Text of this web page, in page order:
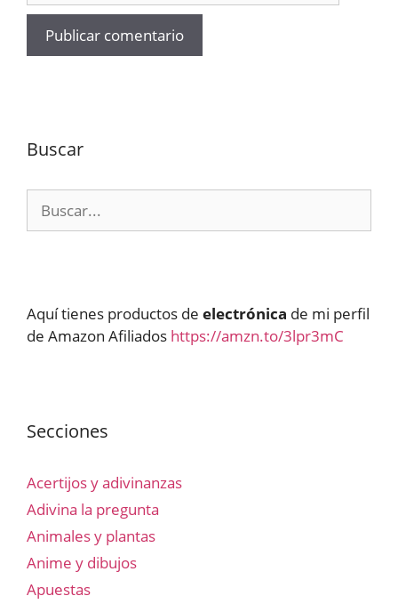
Buscar
Aquí tienes productos de electrónica de mi perfil
de Amazon Afiliados https://amzn.to/3lpr3mC
Secciones
Acertijos y adivinanzas
Adivina la pregunta
Animales y plantas
Anime y dibujos
Apuestas